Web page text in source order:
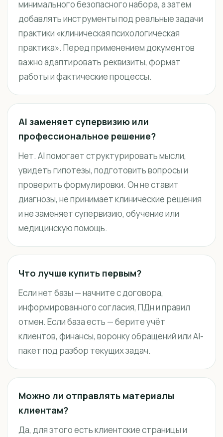
минимального безопасного набора, а затем
добавлять инструменты под реальные задачи
практики «клиническая психологическая
практика». Перед применением документов
важно адаптировать реквизиты, формат
работы и фактические процессы.
AI заменяет супервизию или
профессиональное решение?
Нет. AI помогает структурировать мысли,
увидеть гипотезы, подготовить вопросы и
проверить формулировки. Он не ставит
диагнозы, не принимает клинические решения
и не заменяет супервизию, обучение или
медицинскую помощь.
Что лучше купить первым?
Если нет базы — начните с договора,
информированного согласия, ПДн и правил
отмен. Если база есть — берите учёт
клиентов, финансы, воронку обращений или AI-
пакет под разбор текущих задач.
Можно ли отправлять материалы
клиентам?
Да, для этого есть клиентские страницы и